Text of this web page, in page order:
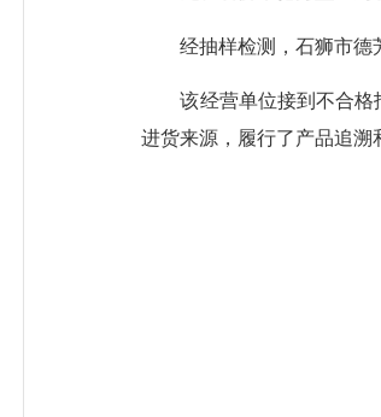
经抽样检测，石狮市德
该经营单位接到不合
进货来源，履行了产品追溯